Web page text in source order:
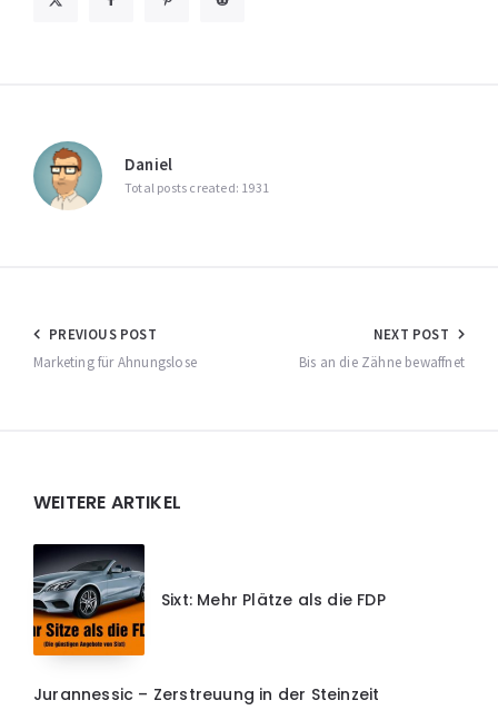
Daniel
Total posts created: 1931
Beitragsnavigation
PREVIOUS POST
Marketing für Ahnungslose
NEXT POST
Bis an die Zähne bewaffnet
Widgets
WEITERE ARTIKEL
Sixt: Mehr Plätze als die FDP
Jurannessic – Zerstreuung in der Steinzeit